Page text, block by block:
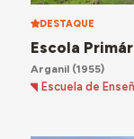
DESTAQUE
Escola
Arganil(1955)
Escuela de